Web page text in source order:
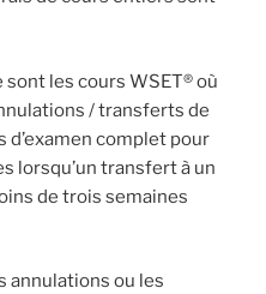
les cours WSET® où
/ transferts de
d’examen complet pour
lorsqu’un transfert à un
de trois semaines
annulations ou les